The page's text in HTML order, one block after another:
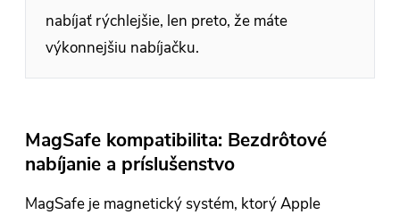
nabíjať rýchlejšie, len preto, že máte
výkonnejšiu nabíjačku.
MagSafe kompatibilita: Bezdrôtové
nabíjanie a príslušenstvo
MagSafe je magnetický systém, ktorý Apple